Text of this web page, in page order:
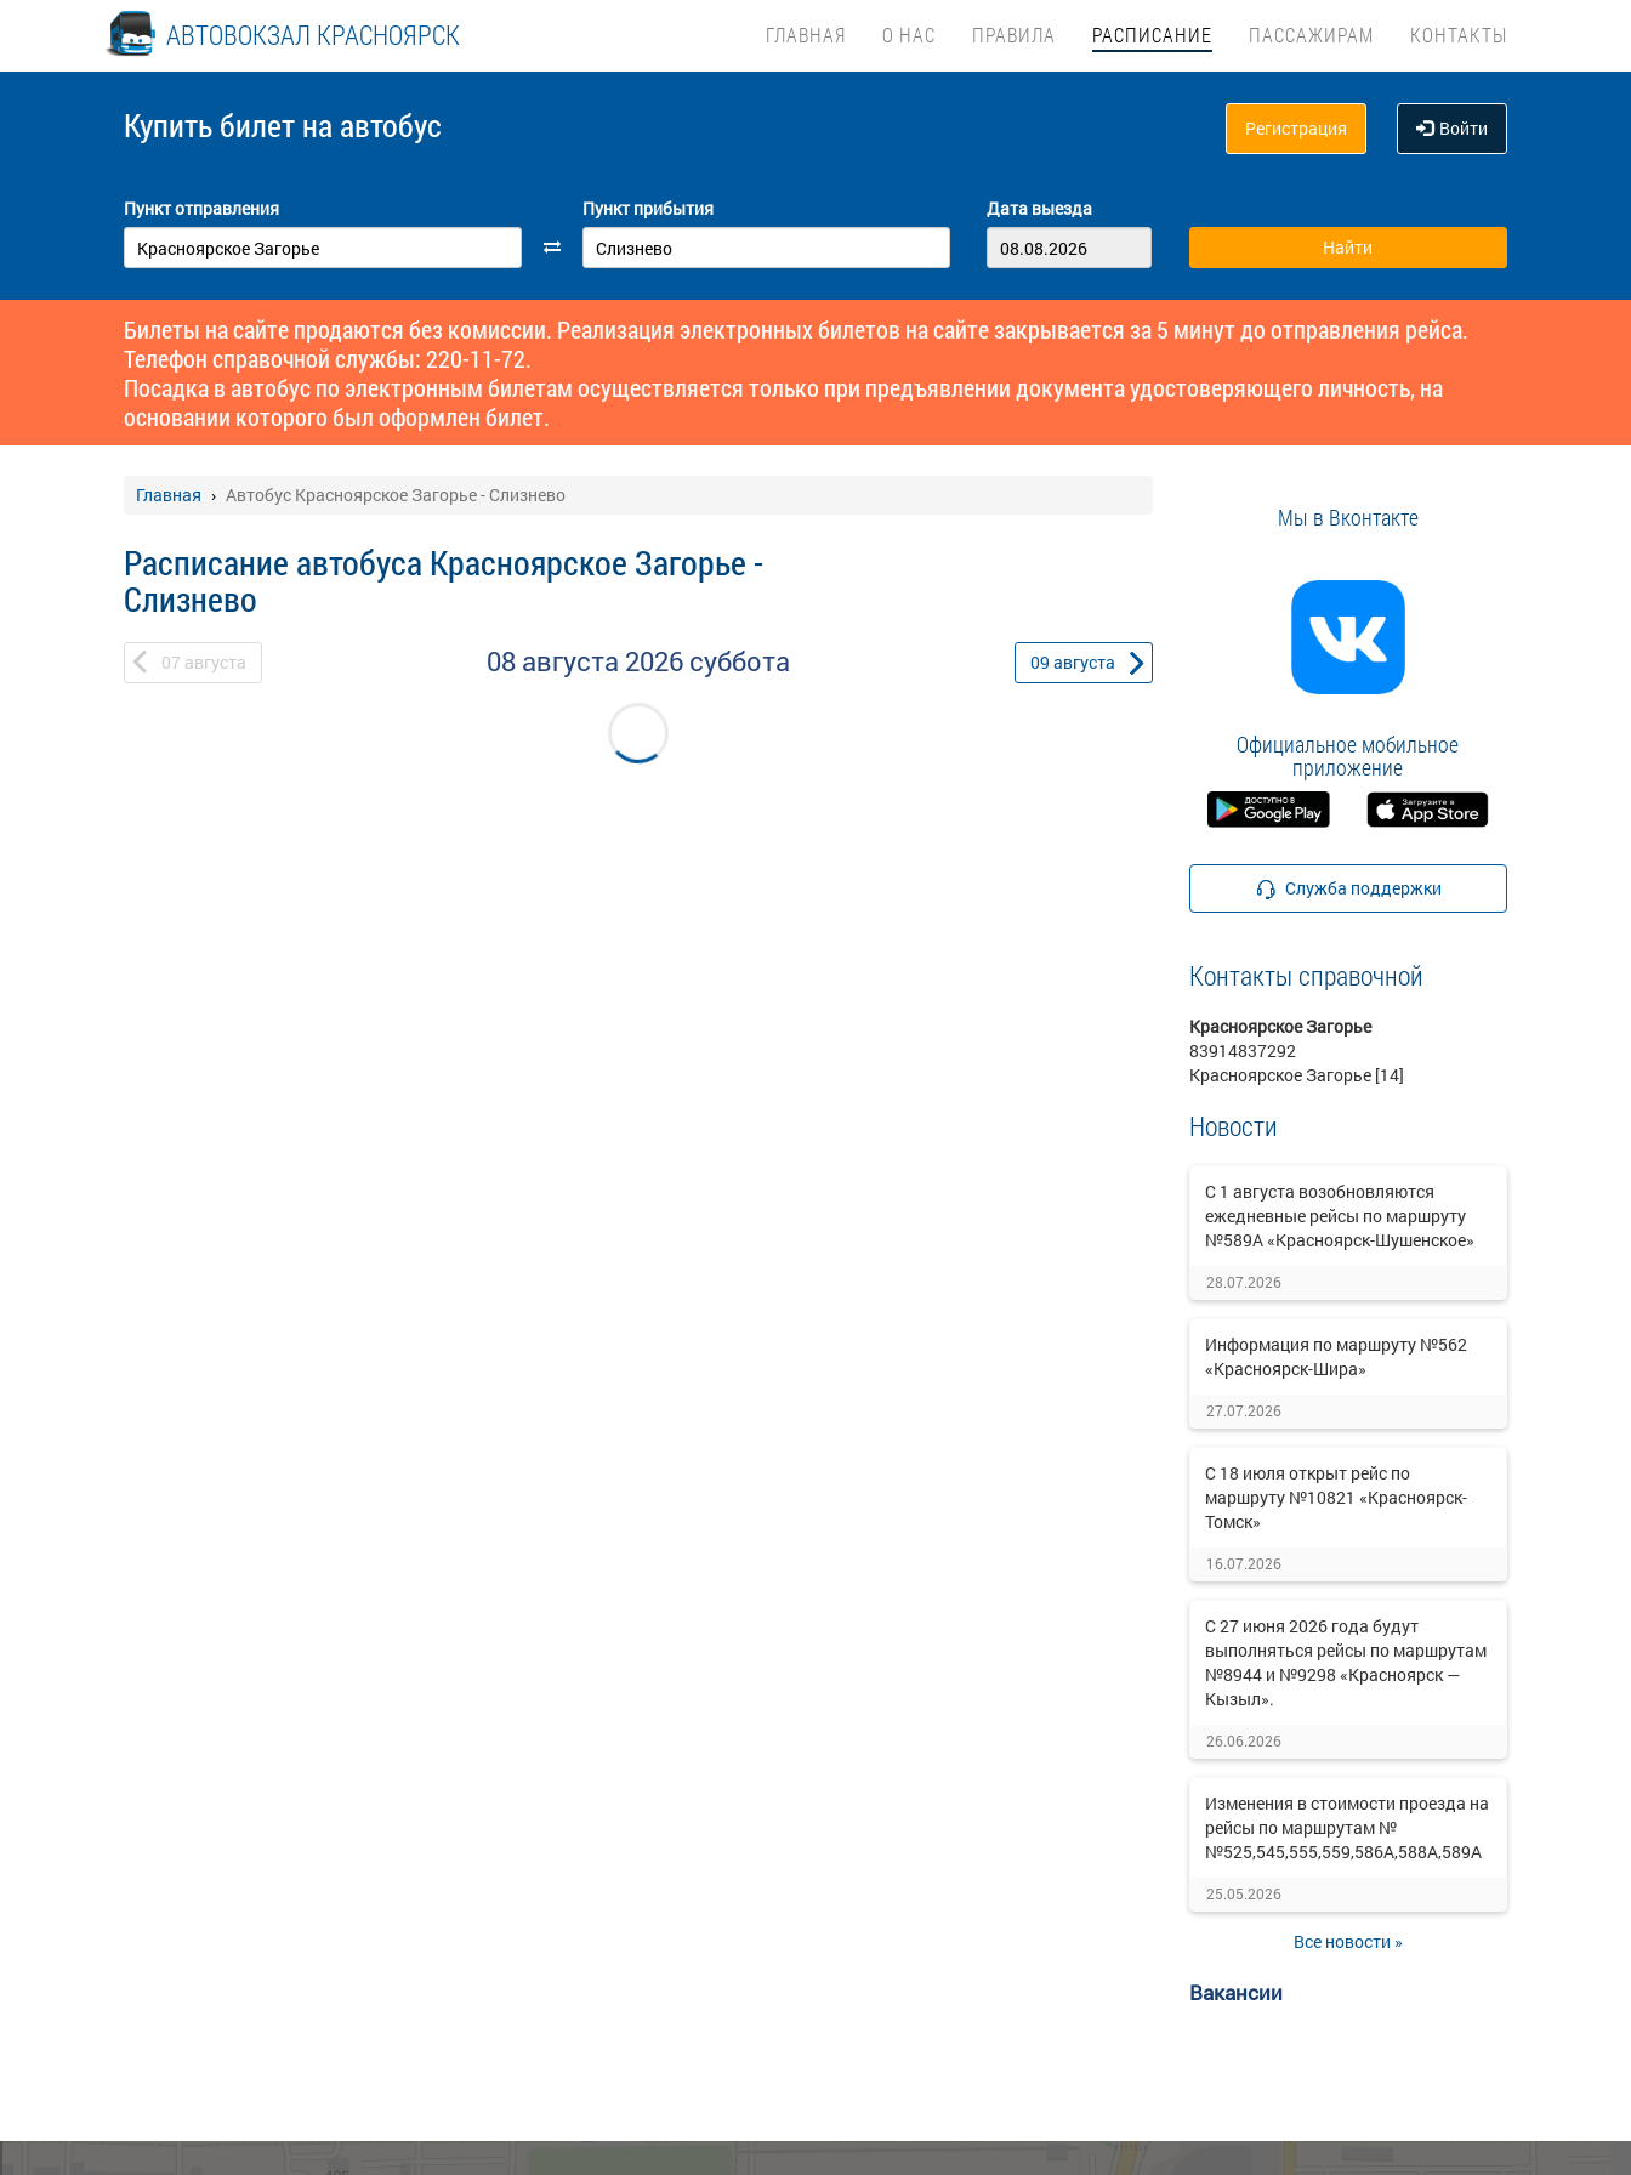
АВТОВОКЗАЛ КРАСНОЯРСК ГЛАВНАЯ О НАС ПРАВИЛА РАСПИСАНИЕ ПАССАЖИРАМ КОНТАКТЫ
Купить билет на автобус Регистрация Войти
Пункт отправления Пункт прибытия Дата выезда
Билеты на сайте продаются без комиссии. Реализация электронных билетов на сайте закрывается за 5 минут до отправления рейса.
Телефон справочной службы: 220-11-72.
Посадка в автобус по электронным билетам осуществляется только при предъявлении документа удостоверяющего личность, на
основании которого был оформлен билет.
Главная Автобус Красноярское Загорье - Слизнево
Расписание автобуса Красноярское Загорье -
Слизнево
07 августа 08 августа 2026 суббота 09 августа
Мы в Вконтакте
Официальное мобильное
приложение
Служба поддержки
Контакты справочной
Красноярское Загорье
83914837292
Красноярское Загорье [14]
Новости
С 1 августа возобновляются
ежедневные рейсы по маршруту
№589А «Красноярск-Шушенское»
28.07.2026
Информация по маршруту №562
«Красноярск-Шира»
27.07.2026
С 18 июля открыт рейс по
маршруту №10821 «Красноярск-
Томск»
16.07.2026
С 27 июня 2026 года будут
выполняться рейсы по маршрутам
№8944 и №9298 «Красноярск —
Кызыл».
26.06.2026
Изменения в стоимости проезда на
рейсы по маршрутам №
№525,545,555,559,586А,588А,589А
25.05.2026
Все новости »
Вакансии